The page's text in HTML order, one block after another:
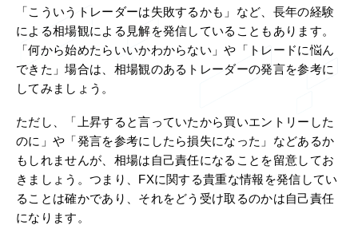
「こういうトレーダーは失敗するかも」など、長年の経験
による相場観による見解を発信していることもあります。
「何から始めたらいいかわからない」や「トレードに悩ん
できた」場合は、相場観のあるトレーダーの発言を参考に
してみましょう。
ただし、「上昇すると言っていたから買いエントリーした
のに」や「発言を参考にしたら損失になった」などあるか
もしれませんが、相場は自己責任になることを留意してお
きましょう。つまり、FXに関する貴重な情報を発信してい
ることは確かであり、それをどう受け取るのかは自己責任
になります。